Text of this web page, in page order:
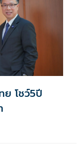
ย โชว์5ปี